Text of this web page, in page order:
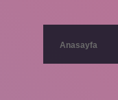
Anasayfa